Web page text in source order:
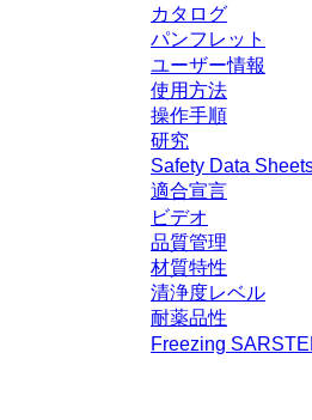
カタログ
パンフレット
ユーザー情報
使用方法
操作手順
研究
Safety Data
適合宣言
ビデオ
品質管理
材質特性
清浄度レベル
耐薬品性
Freezing